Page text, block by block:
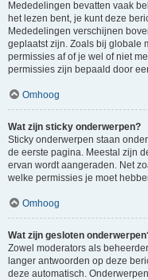
Mededelingen bevatten vaak
het lezen bent, je kunt deze
Mededelingen verschijnen
geplaatst zijn. Zoals bij globale
permissies af of je wel of niet
permissies zijn bepaald door
Omhoog
Wat zijn sticky onderwerpen?
Sticky onderwerpen staan
de eerste pagina. Meestal zijn
ervan wordt aangeraden. Net
welke permissies je moet
Omhoog
Wat zijn gesloten
Zowel moderators als
langer antwoorden op deze
deze automatisch.